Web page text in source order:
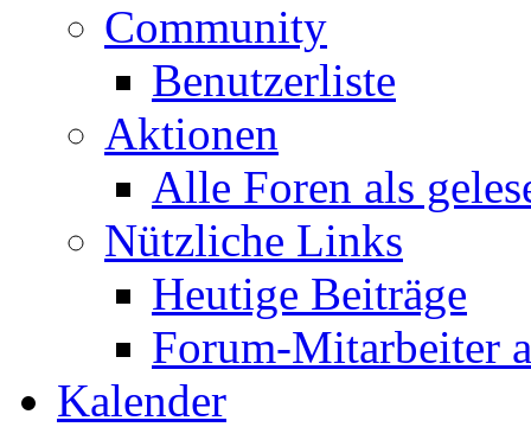
Community
Benutzerliste
Aktionen
Alle Foren als
Nützliche Links
Heutige Beiträge
Forum-Mitarbeiter
Kalender